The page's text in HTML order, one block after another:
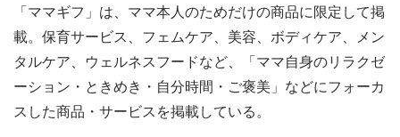
「ママギフ」は、ママ本人のためだけの商品に限定して掲
載。保育サービス、フェムケア、美容、ボディケア、メン
タルケア、ウェルネスフードなど、「ママ自身のリラクゼ
ーション・ときめき・自分時間・ご褒美」などにフォーカ
スした商品・サービスを掲載している。